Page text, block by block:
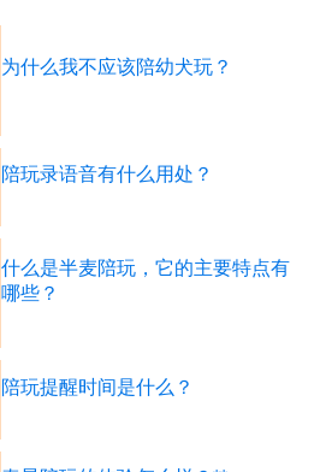
为什么我不应该陪幼犬玩？
陪玩录语音有什么用处？
什么是半麦陪玩，它的主要特点有
哪些？
陪玩提醒时间是什么？